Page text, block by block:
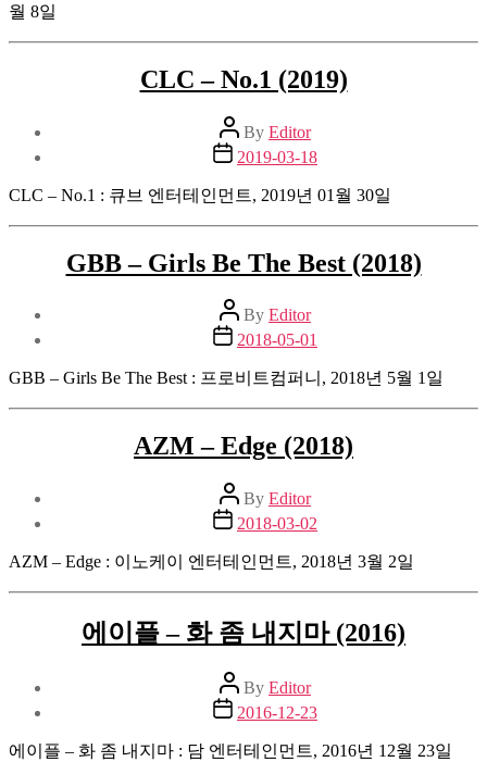
월 8일
CLC – No.1 (2019)
Post
author
By Editor
Post
date
2019-03-18
CLC – No.1 : 큐브 엔터테인먼트, 2019년 01월 30일
GBB – Girls Be The Best (2018)
Post
author
By Editor
Post
date
2018-05-01
GBB – Girls Be The Best : 프로비트컴퍼니, 2018년 5월 1일
AZM – Edge (2018)
Post
author
By Editor
Post
date
2018-03-02
AZM – Edge : 이노케이 엔터테인먼트, 2018년 3월 2일
에이플 – 화 좀 내지마 (2016)
Post
author
By Editor
Post
date
2016-12-23
에이플 – 화 좀 내지마 : 담 엔터테인먼트, 2016년 12월 23일